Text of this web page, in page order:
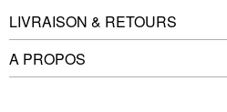
LIVRAISON & RETOURS
A PROPOS